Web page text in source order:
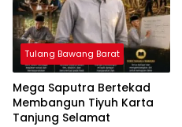
Tulang Bawang Barat
Mega Saputra Bertekad
Membangun Tiyuh Karta
Tanjung Selamat